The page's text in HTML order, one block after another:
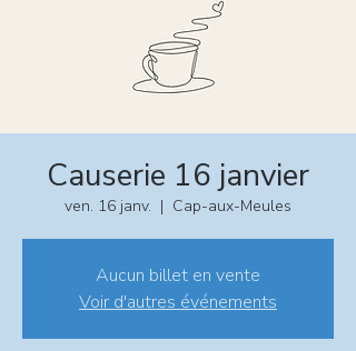
Causerie 16 janvier
ven. 16 janv.
  |
Cap-aux-Meules
Aucun billet en vente
Voir d'autres événements